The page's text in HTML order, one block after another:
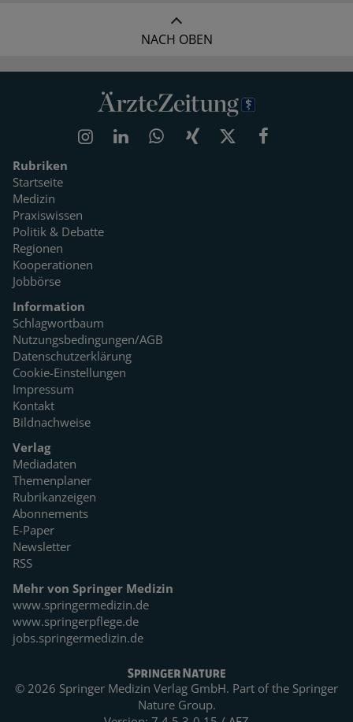
NACH OBEN
Rubriken
Startseite
Medizin
Praxiswissen
Politik & Debatte
Regionen
Kooperationen
Jobbörse
Information
Schlagwortbaum
Nutzungsbedingungen/AGB
Datenschutzerklärung
Cookie-Einstellungen
Impressum
Kontakt
Bildnachweise
Verlag
Mediadaten
Themenplaner
Rubrikanzeigen
Abonnements
E-Paper
Newsletter
RSS
Mehr von Springer Medizin
www.springermedizin.de
www.springerpflege.de
jobs.springermedizin.de
© 2026 Springer Medizin Verlag GmbH. Part of the Springer
Nature Group.